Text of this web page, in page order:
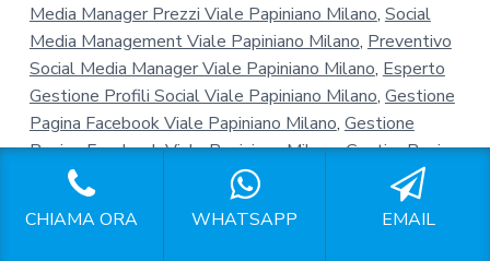
Media Manager Prezzi Viale Papiniano Milano, Social
Media Management Viale Papiniano Milano, Preventivo
Social Media Manager Viale Papiniano Milano, Esperto
Gestione Profili Social Viale Papiniano Milano, Gestione
Pagina Facebook Viale Papiniano Milano, Gestione
Pagine Facebook Viale Papiniano Milano,Gestire Pagina
Facebook Viale Papiniano Milano
Pagina Facebook
Aziendale Viale Papiniano Milano
Prezzi Per Gestione
Pagina Facebook Viale Papiniano Milano
Gestione
CHIAMA ORA WHATSAPP EMAIL